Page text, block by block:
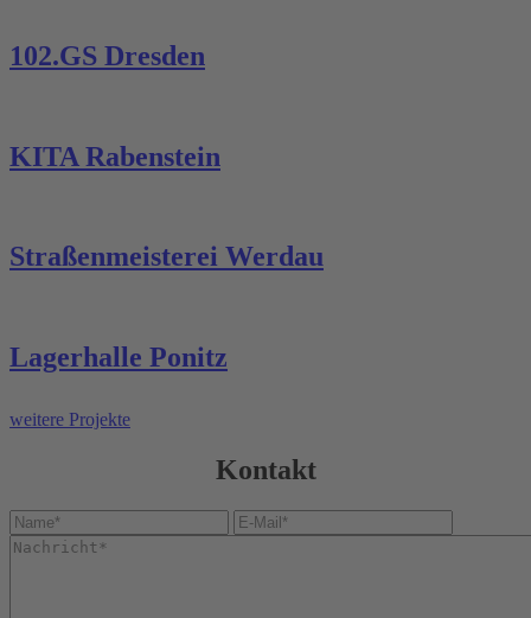
102.GS Dresden
KITA Rabenstein
Straßenmeisterei Werdau
Lagerhalle Ponitz
weitere Projekte
Kontakt